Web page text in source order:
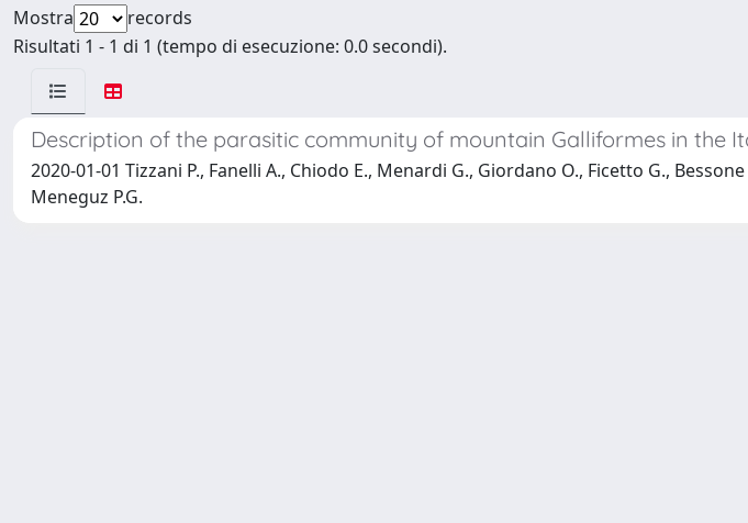
Mostra
records
Risultati 1 - 1 di 1 (tempo di esecuzione: 0.0 secondi).
Description of the parasitic community of mountain Galliformes in the
2020-01-01 Tizzani P., Fanelli A., Chiodo E., Menardi G., Giordano O., Ficetto G.,
Meneguz P.G.